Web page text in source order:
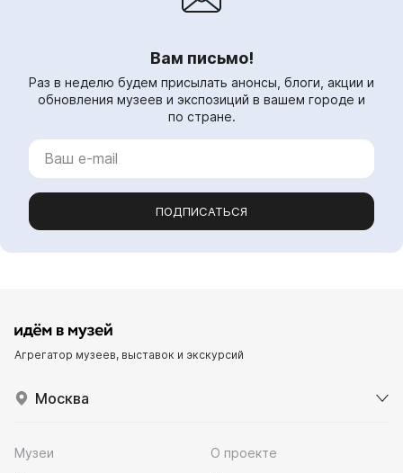
Вам письмо!
Раз в неделю будем присылать анонсы, блоги, акции и
обновления музеев и экспозиций в вашем городе и
по стране.
ПОДПИСАТЬСЯ
Агрегатор музеев, выставок и экскурсий
Москва
Музеи
О проекте